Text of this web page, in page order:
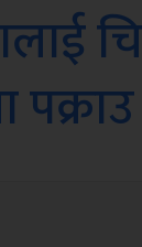
पक्राउ